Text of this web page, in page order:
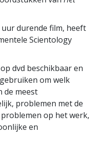
uur durende film, heeft
Scientology
dvd beschikbaar en
om welk
de meest
problemen met de
op het werk,
en